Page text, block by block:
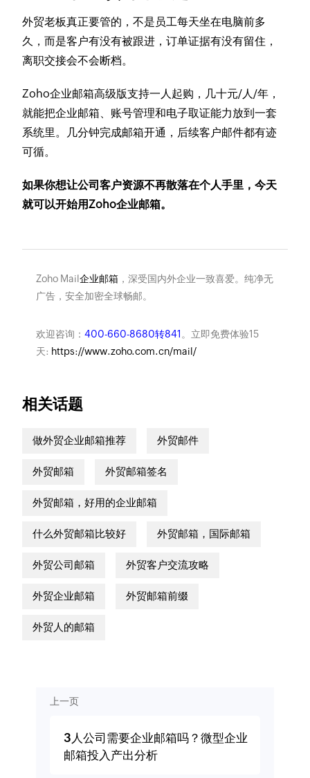
外贸老板真正要管的，不是员工每天坐在电脑前多
久，而是客户有没有被跟进，订单证据有没有留住，
离职交接会不会断档。
Zoho企业邮箱高级版支持一人起购，几十元/人/年，
就能把企业邮箱、账号管理和电子取证能力放到一套
系统里。几分钟完成邮箱开通，后续客户邮件都有迹
可循。
如果你想让公司客户资源不再散落在个人手里，今天
就可以开始用Zoho企业邮箱。
Zoho Mail企业邮箱，深受国内外企业一致喜爱。纯净无
广告，安全加密全球畅邮。
欢迎咨询： 400-660-8680转841 。立即免费体验15
天: https://www.zoho.com.cn/mail/
相关话题
做外贸企业邮箱推荐 外贸邮件
外贸邮箱 外贸邮箱签名
外贸邮箱，好用的企业邮箱
什么外贸邮箱比较好 外贸邮箱，国际邮箱
外贸公司邮箱 外贸客户交流攻略
外贸企业邮箱 外贸邮箱前缀
外贸人的邮箱
上一页
3人公司需要企业邮箱吗？微型企业
邮箱投入产出分析